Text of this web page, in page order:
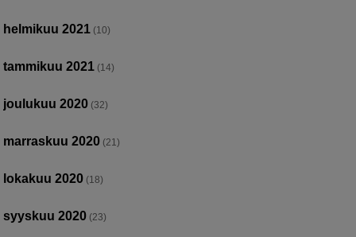
helmikuu 2021 (10)
tammikuu 2021 (14)
joulukuu 2020 (32)
marraskuu 2020 (21)
lokakuu 2020 (18)
syyskuu 2020 (23)